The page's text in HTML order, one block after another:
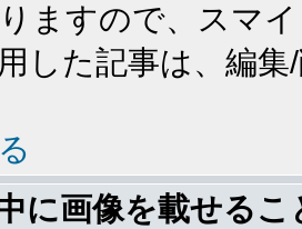
ますので、スマ
した記事は、編
に画像を載せる